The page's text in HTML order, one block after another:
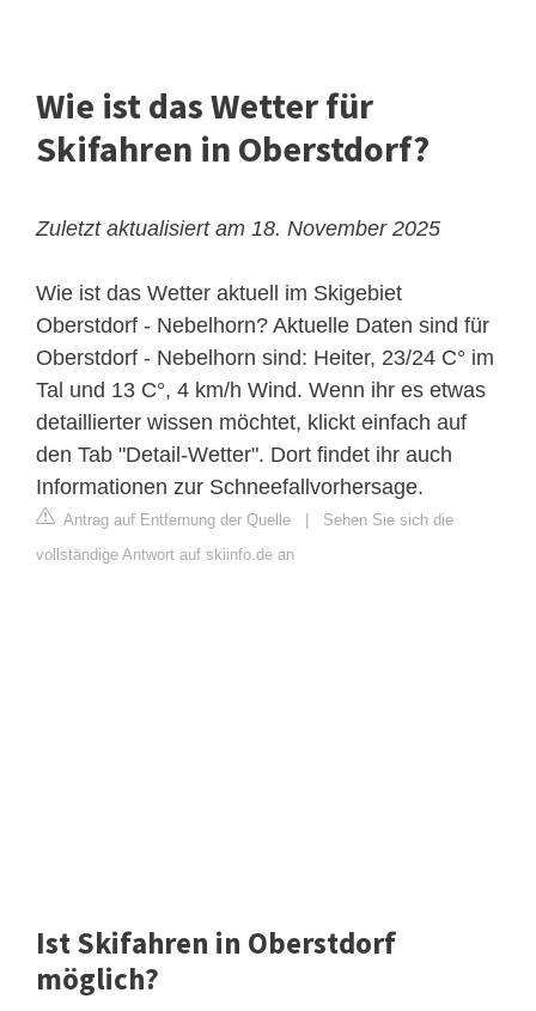
Wie ist das Wetter für
Skifahren in Oberstdorf?
Zuletzt aktualisiert am 18. November 2025
Wie ist das Wetter aktuell im Skigebiet
Oberstdorf - Nebelhorn? Aktuelle Daten sind für
Oberstdorf - Nebelhorn sind: Heiter, 23/24 C° im
Tal und 13 C°, 4 km/h Wind. Wenn ihr es etwas
detaillierter wissen möchtet, klickt einfach auf
den Tab "Detail-Wetter". Dort findet ihr auch
Informationen zur Schneefallvorhersage.
Antrag auf Entfernung der Quelle
Sehen Sie sich die
vollständige Antwort auf skiinfo.de an
Ist Skifahren in Oberstdorf
möglich?